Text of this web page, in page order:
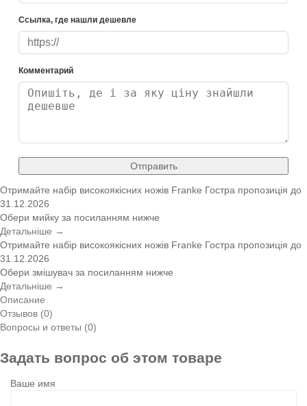
Ссылка, где нашли дешевле
Комментарий
Отправить
Отримайте набір високоякісних ножів Franke Гостра пропозиція до
31.12.2026
Обери мийку за посиланням нижче
Детальніше →
Отримайте набір високоякісних ножів Franke Гостра пропозиція до
31.12.2026
Обери змішувач за посиланням нижче
Детальніше →
Описание
Отзывов (0)
Вопросы и ответы (0)
Задать вопрос об этом товаре
Ваше имя